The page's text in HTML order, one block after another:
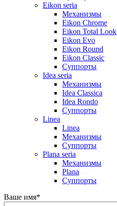
Eikon seria
Механизмы
Eikon Chrome
Eikon Total Look
Eikon Evo
Eikon Round
Eikon Classic
Суппорты
Idea seria
Механизмы
Idea Classica
Idea Rondo
Суппорты
Linea
Linea
Механизмы
Суппорты
Plana seria
Механизмы
Plana
Суппорты
Ваше имя*